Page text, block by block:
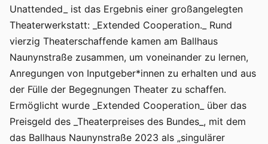
Unattended_ ist das Ergebnis einer großangelegten
Theaterwerkstatt: _Extended Cooperation._ Rund
vierzig Theaterschaffende kamen am Ballhaus
Naunynstraße zusammen, um voneinander zu lernen,
Anregungen von Inputgeber*innen zu erhalten und aus
der Fülle der Begegnungen Theater zu schaffen.
Ermöglicht wurde _Extended Cooperation_ über das
Preisgeld des _Theaterpreises des Bundes_, mit dem
das Ballhaus Naunynstraße 2023 als „singulärer